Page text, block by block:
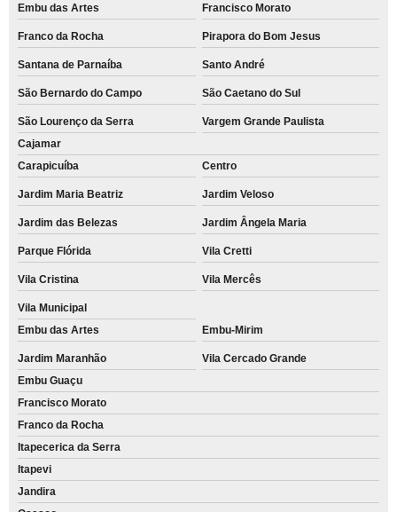
Embu das Artes Francisco Morato
Franco da Rocha Pirapora do Bom Jesus
Santana de Parnaíba Santo André
São Bernardo do Campo São Caetano do Sul
São Lourenço da Serra
Vargem Grande Paulista
Cajamar
Carapicuíba
Centro
Jardim Maria Beatriz Jardim Veloso
Jardim das Belezas Jardim Ângela Maria
Parque Flórida Vila Cretti
Vila Cristina Vila Mercês
Vila Municipal
Embu das Artes
Embu-Mirim
Jardim Maranhão
Vila Cercado Grande
Embu Guaçu
Francisco Morato
Franco da Rocha
Itapecerica da Serra
Itapevi
Jandira